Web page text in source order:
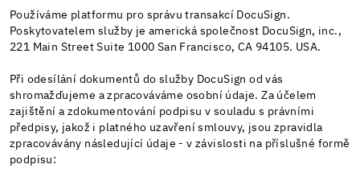
Používáme platformu pro správu transakcí DocuSign.
Poskytovatelem služby je americká společnost DocuSign, inc.,
221 Main Street Suite 1000 San Francisco, CA 94105. USA.
Při odesílání dokumentů do služby DocuSign od vás
shromažďujeme a zpracováváme osobní údaje. Za účelem
zajištění a zdokumentování podpisu v souladu s právními
předpisy, jakož i platného uzavření smlouvy, jsou zpravidla
zpracovávány následující údaje - v závislosti na příslušné formě
podpisu: